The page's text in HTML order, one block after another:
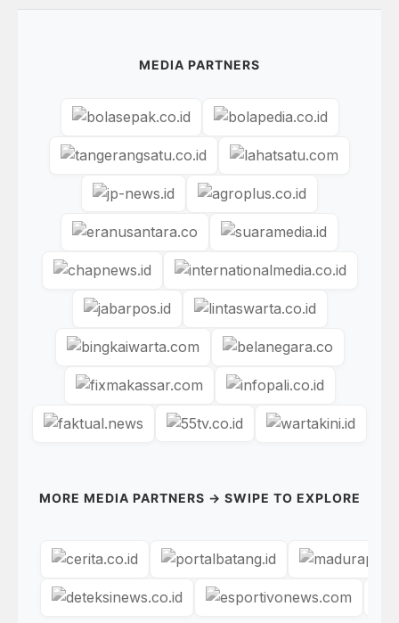
MEDIA PARTNERS
MORE MEDIA PARTNERS → SWIPE TO EXPLORE